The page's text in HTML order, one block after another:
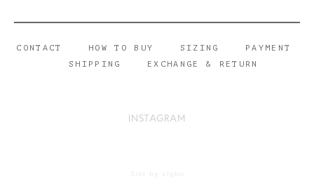
CONTACT HOW TO BUY SIZING
PAYMENT
SHIPPING
EXCHANGE & RETURN
INSTAGRAM